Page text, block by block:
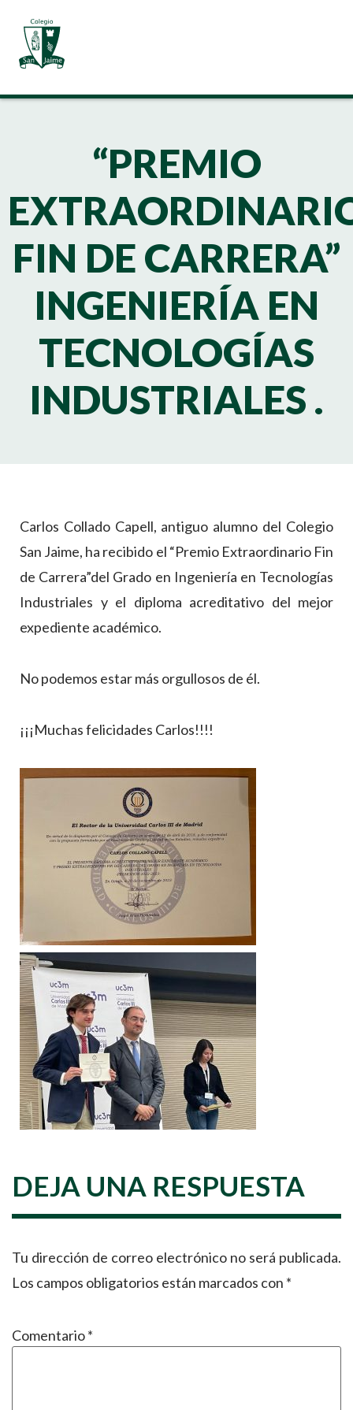
“PREMIO
FIN DE CARRERA”
INGENIERÍA EN
TECNOLOGÍAS
INDUSTRIALES .
Carlos Collado Capell, antiguo alumno del Colegio
San Jaime, ha recibido el “Premio Extraordinario Fin
de Carrera”del Grado en Ingeniería en Tecnologías
Industriales y el diploma acreditativo del mejor
expediente académico.
No podemos estar más orgullosos de él.
¡¡¡Muchas felicidades Carlos!!!!
DEJA UNA RESPUESTA
Tu dirección de correo electrónico no será publicada.
Los campos obligatorios están marcados con *
Comentario*